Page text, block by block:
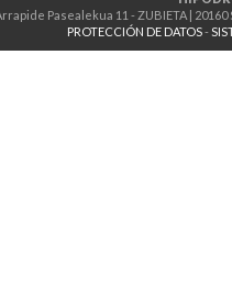
Pasealekua 11 - ZUBIETA | 20160
PROTECCIÓN DE DATOS-